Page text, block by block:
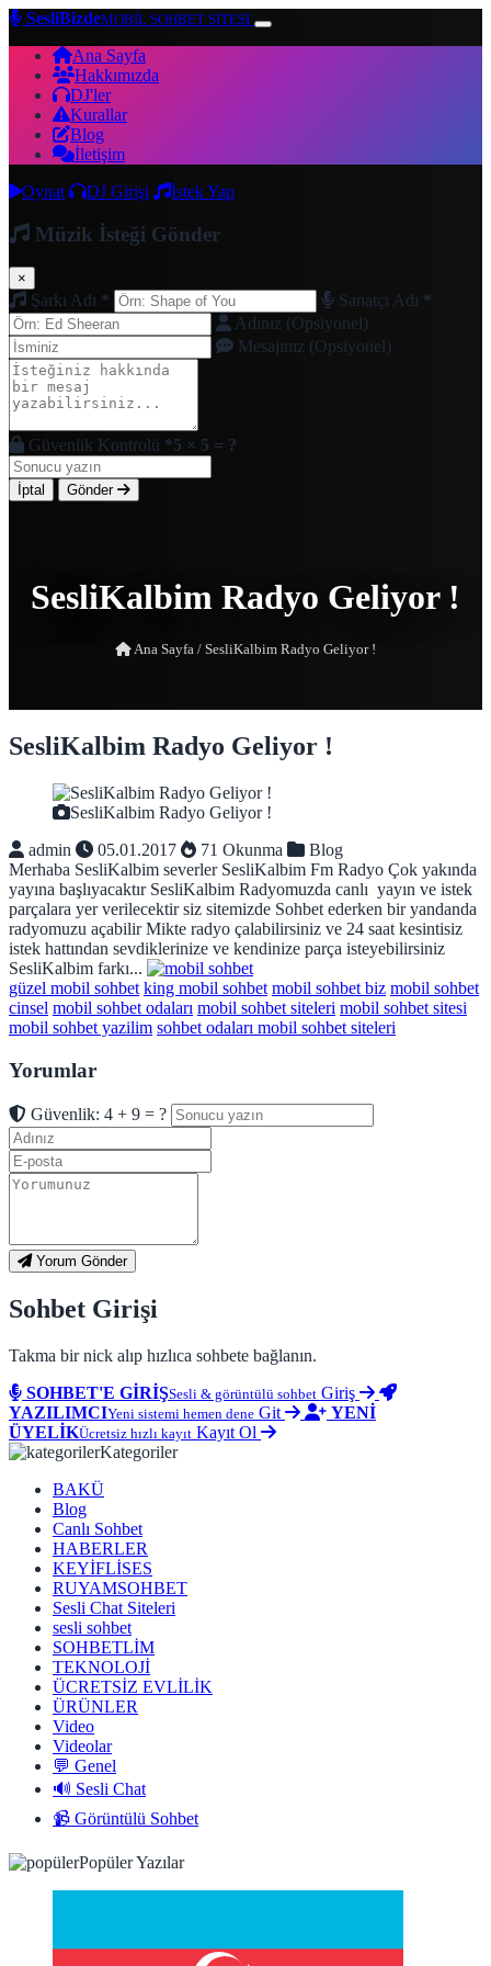
SesliBizdeMOBİL SOHBET SİTESİ
Ana Sayfa
Hakkımızda
DJ'ler
Kurallar
Blog
İletişim
Oynat
DJ Girişi İstek Yap
Müzik İsteği Gönder
×
Şarkı Adı * Sanatçı Adı *
Adınız (Opsiyonel)
Mesajınız (Opsiyonel)
Güvenlik Kontrolü *5 × 5 = ?
İptal Gönder
SesliKalbim Radyo Geliyor !
Ana Sayfa / SesliKalbim Radyo Geliyor !
SesliKalbim Radyo Geliyor !
SesliKalbim Radyo Geliyor !
admin
05.01.2017 71 Okunma
Blog
Merhaba SesliKalbim severler SesliKalbim Fm Radyo Çok yakında
yayına başlıyacaktır SesliKalbim Radyomuzda canlı yayın ve istek
parçalara yer verilecektir siz sitemizde Sohbet ederken bir yandanda
radyomuzu açabilir Mikte radyo çalabilirsiniz ve 24 saat kesintisiz
istek hattından sevdiklerinize ve kendinize parça isteyebilirsiniz
SesliKalbim farkı...
güzel mobil sohbet king mobil sohbet mobil sohbet biz mobil sohbet
cinsel mobil sohbet odaları mobil sohbet siteleri mobil sohbet sitesi
mobil sohbet yazilim sohbet odaları mobil sohbet siteleri
Yorumlar
Güvenlik: 4 + 9 = ?
Yorum Gönder
Sohbet Girişi
Takma bir nick alıp hızlıca sohbete bağlanın.
SOHBET'E GİRİŞSesli & görüntülü sohbet Giriş
YAZILIMCIYeni sistemi hemen dene Git
YENİ
ÜYELİKÜcretsiz hızlı kayıt Kayıt Ol
Kategoriler
BAKÜ
Blog
Canlı Sohbet
HABERLER
KEYİFLİSES
RUYAMSOHBET
Sesli Chat Siteleri
sesli sohbet
SOHBETLİM
TEKNOLOJİ
ÜCRETSİZ EVLİLİK
ÜRÜNLER
Video
Videolar
💬 Genel
🔊 Sesli Chat
📹 Görüntülü Sohbet
Popüler Yazılar